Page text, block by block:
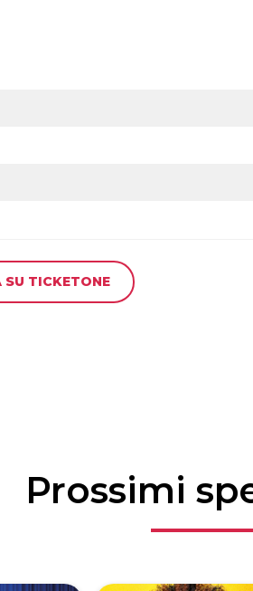
TICKETONE
Prossimi